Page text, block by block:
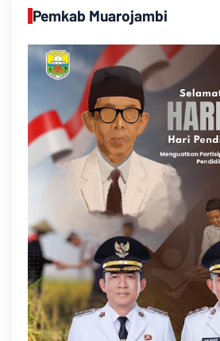
Pemkab Muarojambi